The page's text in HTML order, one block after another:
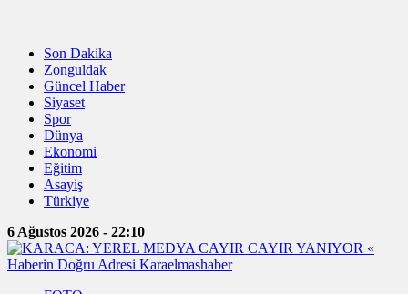
Son Dakika
Zonguldak
Güncel Haber
Siyaset
Spor
Dünya
Ekonomi
Eğitim
Asayiş
Türkiye
6 Ağustos 2026 - 22:10